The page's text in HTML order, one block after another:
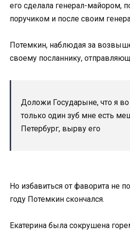
его сделала генерал-майором,
поручиком и после своим
Потемкин, наблюдая за
своему посланнику,
Доложи Государыне, что я
только один зуб мне есть
Петербург, вырву его
Но избавиться от фаворита не
году Потемкин скончался.
Екатерина была сокрушена